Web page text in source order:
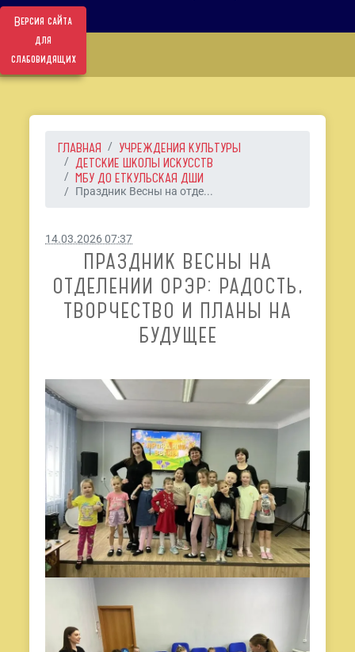
Версия сайта
для
слабовидящих
ГЛАВНАЯ
УЧРЕЖДЕНИЯ КУЛЬТУРЫ
ДЕТСКИЕ ШКОЛЫ ИСКУССТВ
МБУ ДО ЕТКУЛЬСКАЯ ДШИ
Праздник Весны на отде...
14.03.2026 07:37
ПРАЗДНИК ВЕСНЫ НА
ОТДЕЛЕНИИ ОРЭР: РАДОСТЬ,
ТВОРЧЕСТВО И ПЛАНЫ НА
БУДУЩЕЕ